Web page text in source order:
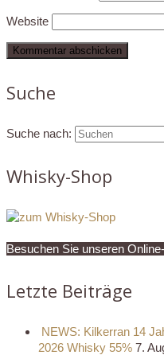
Website
Suche
Suche nach:
Whisky-Shop
Besuchen Sie unseren
Letzte Beiträge
NEWS: Kilkerran 14
2026 Whisky 55% 7.